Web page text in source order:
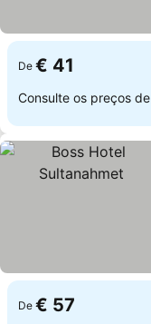
De € 41
Consulte os preços de
De € 57